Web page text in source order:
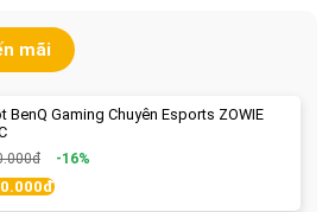
mãi
BenQ Gaming Chuyên Esports ZOWIE
-16%